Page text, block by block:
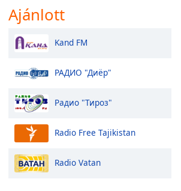
Ajánlott
Kand FM
РАДИО "Диёр"
Радио "Тироз"
Radio Free Tajikistan
Radio Vatan